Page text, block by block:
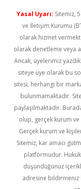
Yasal Uyarı: Sitemiz,
ve İletişim Kurumu
olarak hizmet
olarak denetleme veya
Ancak, üyelerimiz
siteye üye olarak bu
sitesi, herhangi bir
bulunmamaktadır.
paylaşılmaktadır.
olup, gerçek kurum ve
Gerçek kurum ve
Sitemiz, kar amacı
platformudur.
düşündüğünüz
adresine bildirmeniz